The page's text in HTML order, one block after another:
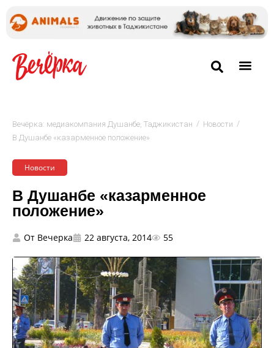
Вечёрка: медиакомпания Душанбе, Таджикистан / Новости /
В Душанбе «казарменное положение»
Новости
В Душанбе «казарменное
положение»
От Вечерка 22 августа, 2014 55